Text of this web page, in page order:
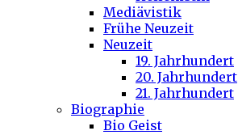
Mediävistik
Frühe Neuzeit
Neuzeit
19. Jahrhundert
20. Jahrhundert
21. Jahrhundert
Biographie
Bio Geist